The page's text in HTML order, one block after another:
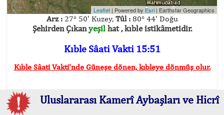
Leaflet | Powered by Esri | Earthstar Geographics
Arz :27° 50' Kuzey, Tûl :80° 44' Doğu
Şehirden Çıkanyeşilhat , kıble istikâmetidir.
Kıble Sâati Vakti 15:51
Kıble Sâati Vakti'nde Güneşe dönen, kıbleye dönmüş olur.
Uluslararası Kamerî Aybaşları ve Hicrî